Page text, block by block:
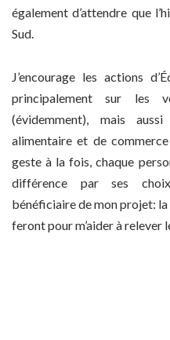
également d’attendre que
Sud.
J’encourage les actions
principalement sur les
(évidemment), mais
alimentaire et de
geste à la fois, chaque
différence par ses
bénéficiaire de mon projet: la
feront pour m’aider à relever